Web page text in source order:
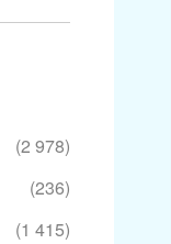
(2 978)
(236)
(1 415)